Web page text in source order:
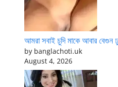
আমরা সবাই চুদি মাকে আবার বেগুন
by banglachoti.uk
August 4, 2026